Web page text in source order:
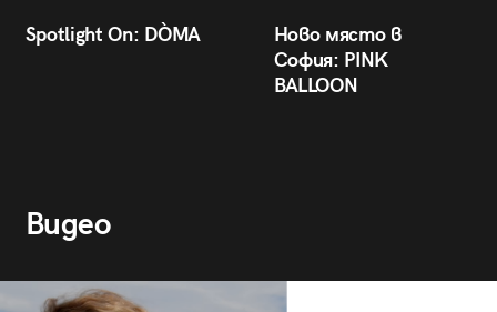
Spotlight On: DÒMA
Ново място в
София: PINK
BALLOON
Видео